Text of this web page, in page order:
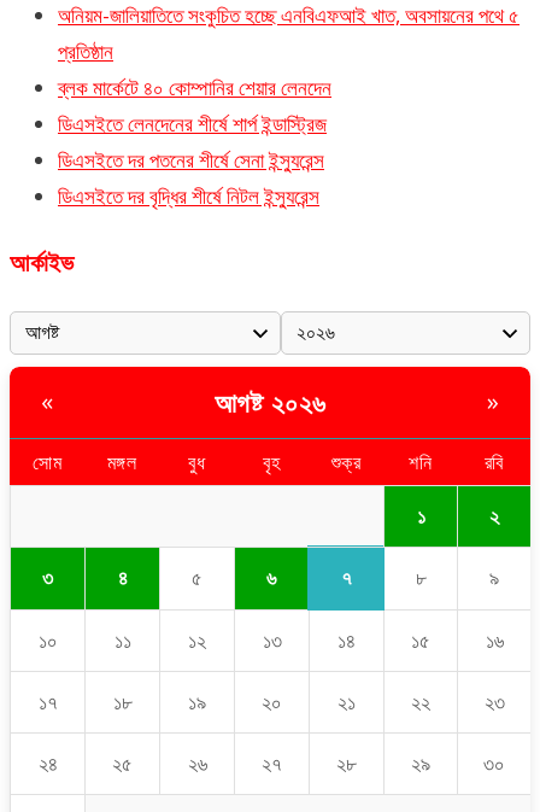
অনিয়ম-জালিয়াতিতে সংকুচিত হচ্ছে এনবিএফআই খাত, অবসায়নের পথে ৫
প্রতিষ্ঠান
ব্লক মার্কেটে ৪০ কোম্পানির শেয়ার লেনদেন
ডিএসইতে লেনদেনের শীর্ষে শার্প ইন্ডাস্ট্রিজ
ডিএসইতে দর পতনের শীর্ষে সেনা ইন্স্যুরেন্স
ডিএসইতে দর বৃদ্ধির শীর্ষে নিটল ইন্স্যুরেন্স
আর্কাইভ
« আগষ্ট ২০২৬ »
সোম মঙ্গল বুধ বৃহ শুক্র শনি রবি
১ ২
৩ ৪ ৫ ৬ ৭ ৮ ৯
১০ ১১ ১২ ১৩ ১৪ ১৫ ১৬
১৭ ১৮ ১৯ ২০ ২১ ২২ ২৩
২৪ ২৫ ২৬ ২৭ ২৮ ২৯ ৩০